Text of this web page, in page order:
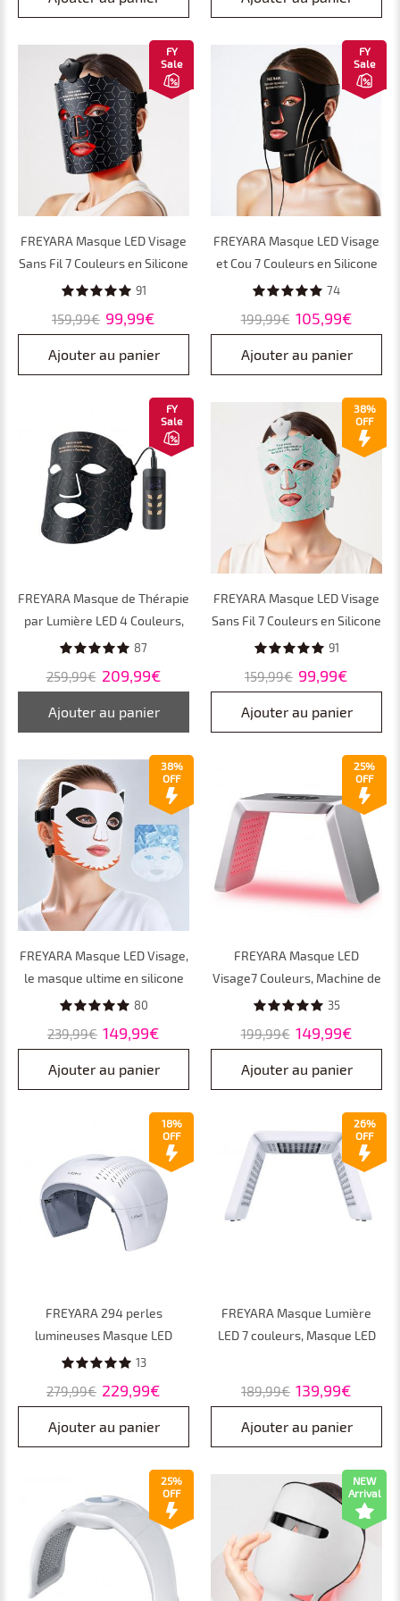
Âge à Domicile
Photodynamique PDT
FY
Sale
FREYARA Masque LED Visage
Sans Fil 7 Couleurs en Silicone
Souple, 80 LED pour
Domicile
91
159,99€ 99,99€
Ajouter au panier
FY
Sale
FREYARA Masque LED Visage
et Cou 7 Couleurs en Silicone
Souple, 103 LED pour
74
199,99€ 105,99€
Ajouter au panier
FY
Sale
FREYARA Masque de Thérapie
par Lumière LED 4 Couleurs,
240 Perles Lumineuses
Instrument de Beauté pour
Thérapie Photonique, USB
Rechargeable
87
259,99€ 209,99€
Ajouter au panier
38%
OFF
FREYARA Masque LED Visage
Sans Fil 7 Couleurs en Silicone
Souple, 80 LED pour
Domicile
91
159,99€ 99,99€
Ajouter au panier
38%
OFF
FREYARA Masque LED Visage,
le masque ultime en silicone
avec luminothérapie LED 4
par glace, 276 perles LED LED
Masque
80
239,99€ 149,99€
Ajouter au panier
25%
OFF
FREYARA Masque LED
Visage7 Couleurs, Machine de
Soin du Visage, 222 Perles
Instrument de Beauté
Photodynamique PDT, Pliable
35
199,99€ 149,99€
Ajouter au panier
18%
OFF
FREYARA 294 perles
lumineuses Masque LED
Visage, Machine de soin du
lumière LED 7 couleurs,
instrument de beauté
photodynamique PDT Light
13
279,99€ 229,99€
Ajouter au panier
26%
OFF
FREYARA Masque Lumière
LED 7 couleurs, Masque LED
Beauté Photodynamique PDT,
Rajeunissement de la peau
189,99€ 139,99€
Ajouter au panier
25%
OFF
NEW
Arrival